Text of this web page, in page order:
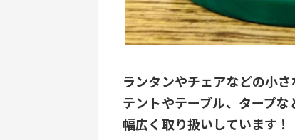
ランタンやチェアなどの小さ
テントやテーブル、タープな
幅広く取り扱いしています！